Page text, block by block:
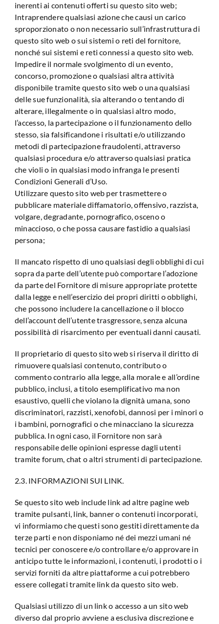
inerenti ai contenuti offerti su questo sito web;
Intraprendere qualsiasi azione che causi un carico
sproporzionato o non necessario sull’infrastruttura di
questo sito web o sui sistemi o reti del fornitore,
nonché sui sistemi e reti connessi a questo sito web.
Impedire il normale svolgimento di un evento,
concorso, promozione o qualsiasi altra attività
disponibile tramite questo sito web o una qualsiasi
delle sue funzionalità, sia alterando o tentando di
alterare, illegalmente o in qualsiasi altro modo,
l’accesso, la partecipazione o il funzionamento dello
stesso, sia falsificandone i risultati e/o utilizzando
metodi di partecipazione fraudolenti, attraverso
qualsiasi procedura e/o attraverso qualsiasi pratica
che violi o in qualsiasi modo infranga le presenti
Condizioni Generali d’Uso.
Utilizzare questo sito web per trasmettere o
pubblicare materiale diffamatorio, offensivo, razzista,
volgare, degradante, pornografico, osceno o
minaccioso, o che possa causare fastidio a qualsiasi
persona;
Il mancato rispetto di uno qualsiasi degli obblighi di cui
sopra da parte dell’utente può comportare l’adozione
da parte del Fornitore di misure appropriate protette
dalla legge e nell’esercizio dei propri diritti o obblighi,
che possono includere la cancellazione o il blocco
dell’account dell’utente trasgressore, senza alcuna
possibilità di risarcimento per eventuali danni causati.
Il proprietario di questo sito web si riserva il diritto di
rimuovere qualsiasi contenuto, contributo o
commento contrario alla legge, alla morale e all’ordine
pubblico, inclusi, a titolo esemplificativo ma non
esaustivo, quelli che violano la dignità umana, sono
discriminatori, razzisti, xenofobi, dannosi per i minori o
i bambini, pornografici o che minacciano la sicurezza
pubblica. In ogni caso, il Fornitore non sarà
responsabile delle opinioni espresse dagli utenti
tramite forum, chat o altri strumenti di partecipazione.
2.3. INFORMAZIONI SUI LINK.
Se questo sito web include link ad altre pagine web
tramite pulsanti, link, banner o contenuti incorporati,
vi informiamo che questi sono gestiti direttamente da
terze parti e non disponiamo né dei mezzi umani né
tecnici per conoscere e/o controllare e/o approvare in
anticipo tutte le informazioni, i contenuti, i prodotti o i
servizi forniti da altre piattaforme a cui potrebbero
essere collegati tramite link da questo sito web.
Qualsiasi utilizzo di un link o accesso a un sito web
diverso dal proprio avviene a esclusiva discrezione e